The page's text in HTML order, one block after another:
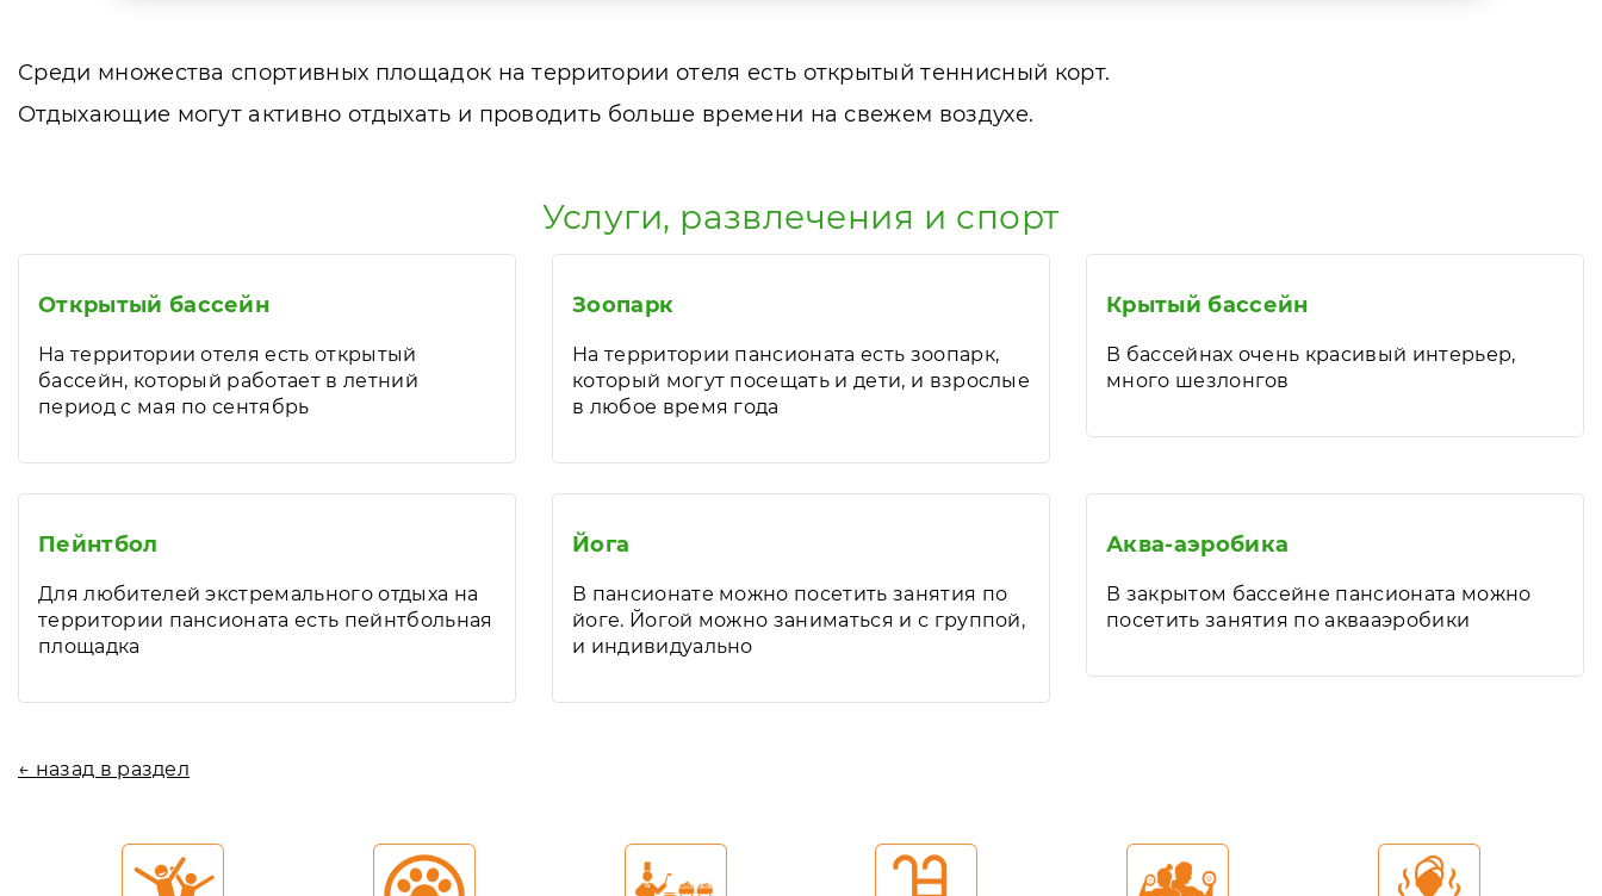
Среди множества спортивных площадок на территории отеля есть открытый теннисный корт.
Отдыхающие могут активно отдыхать и проводить больше времени на свежем воздухе.
Услуги, развлечения и спорт
Открытый бассейн
На территории отеля есть открытый
бассейн, который работает в летний
период с мая по сентябрь
Зоопарк
На территории пансионата есть зоопарк,
который могут посещать и дети, и взрослые
в любое время года
Крытый бассейн
В бассейнах очень красивый интерьер,
много шезлонгов
Пейнтбол
Для любителей экстремального отдыха на
территории пансионата есть пейнтбольная
площадка
Йога
В пансионате можно посетить занятия по
йоге. Йогой можно заниматься и с группой,
и индивидуально
Аква-аэробика
В закрытом бассейне пансионата можно
посетить занятия по аквааэробики
← назад в раздел